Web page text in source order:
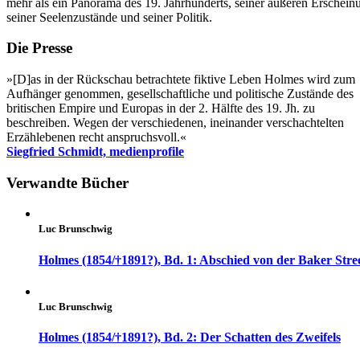
seiner Seelenzustände und seiner Politik.
Die Presse
»[D]as in der Rückschau betrachtete fiktive Leben Holmes wird zum
Aufhänger genommen, gesellschaftliche und politische Zustände des
britischen Empire und Europas in der 2. Hälfte des 19. Jh. zu
beschreiben. Wegen der verschiedenen, ineinander verschachtelten
Erzählebenen recht anspruchsvoll.«
Siegfried Schmidt, medienprofile
Verwandte Bücher
Luc Brunschwig
Holmes (1854/†1891?), Bd. 1: Abschied von der Baker
Luc Brunschwig
Holmes (1854/†1891?), Bd. 2: Der Schatten des Zweifels